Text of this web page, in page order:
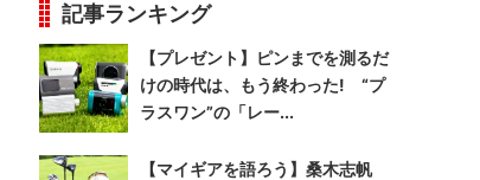
記事ランキング
【プレゼント】ピンまでを測るだ
けの時代は、もう終わった! “プ
ラスワン”の「レー...
【マイギアを語ろう】桑木志帆